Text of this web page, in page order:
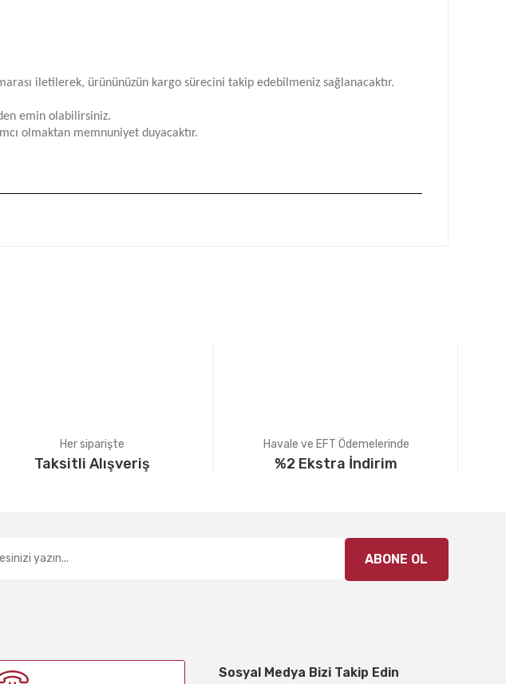
iletilerek, ürününüzün kargo sürecini takip edebilmeniz sağlanacaktır.
emin olabilirsiniz.
olmaktan memnuniyet duyacaktır.
Her siparişte
Taksitli Alışveriş
Havale ve EFT Ödemelerinde
%2 Ekstra İndirim
ABONE OL
Sosyal Medya Bizi Takip Edin